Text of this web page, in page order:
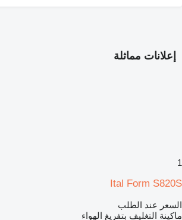
إعلانات مماثلة
1
Ital Form S820S
السعر عند الطلب
ماكينة التغليف بتفريغ الهواء